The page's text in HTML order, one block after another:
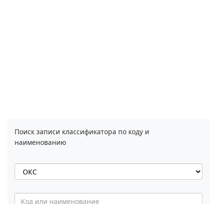
Поиск записи классификатора по коду и
наименованию